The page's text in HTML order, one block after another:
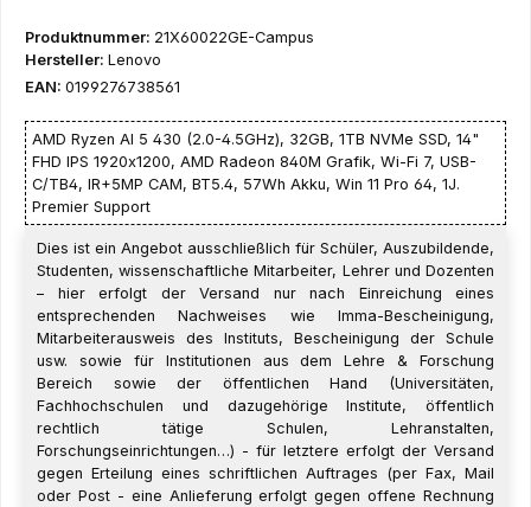
Produktnummer: 21X60022GE-Campus
Hersteller: Lenovo
EAN: 0199276738561
AMD Ryzen AI 5 430 (2.0-4.5GHz), 32GB, 1TB NVMe SSD, 14"
FHD IPS 1920x1200, AMD Radeon 840M Grafik, Wi-Fi 7, USB-
C/TB4, IR+5MP CAM, BT5.4, 57Wh Akku, Win 11 Pro 64, 1J.
Premier Support
Dies ist ein Angebot ausschließlich für Schüler, Auszubildende,
Studenten, wissenschaftliche Mitarbeiter, Lehrer und Dozenten
– hier erfolgt der Versand nur nach Einreichung eines
entsprechenden Nachweises wie Imma-Bescheinigung,
Mitarbeiterausweis des Instituts, Bescheinigung der Schule
usw. sowie für Institutionen aus dem Lehre & Forschung
Bereich sowie der öffentlichen Hand (Universitäten,
Fachhochschulen und dazugehörige Institute, öffentlich
rechtlich tätige Schulen, Lehranstalten,
Forschungseinrichtungen…) - für letztere erfolgt der Versand
gegen Erteilung eines schriftlichen Auftrages (per Fax, Mail
oder Post - eine Anlieferung erfolgt gegen offene Rechnung